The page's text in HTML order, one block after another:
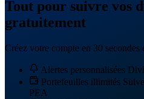
Tout pour suivre vos
gratuitement
Créez votre compte en 30 secondes
Alertes personnalisées
Portefeuilles illimités
PEA